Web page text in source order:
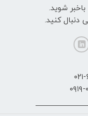
شوید.
دنبال کنید.